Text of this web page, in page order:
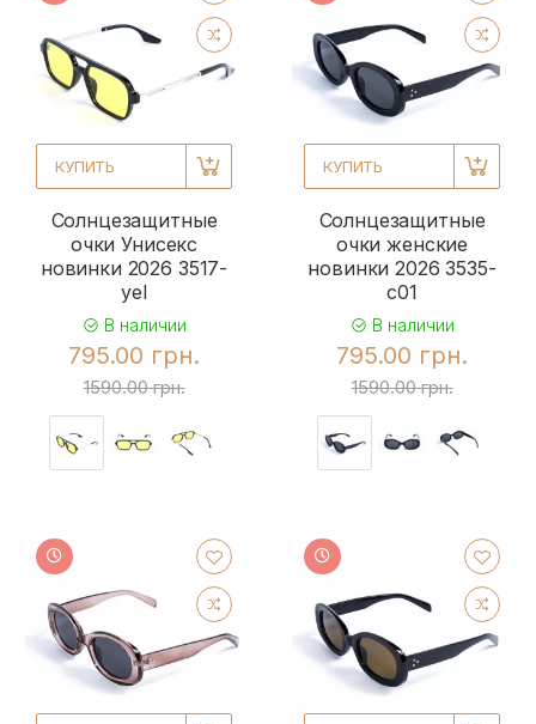
КУПИТЬ
Солнцезащитные
очки Унисекс
новинки 2026 3517-
yel
В наличии
795.00 грн.
1590.00 грн.
КУПИТЬ
Солнцезащитные
очки женские
новинки 2026 3535-
c01
В наличии
795.00 грн.
1590.00 грн.